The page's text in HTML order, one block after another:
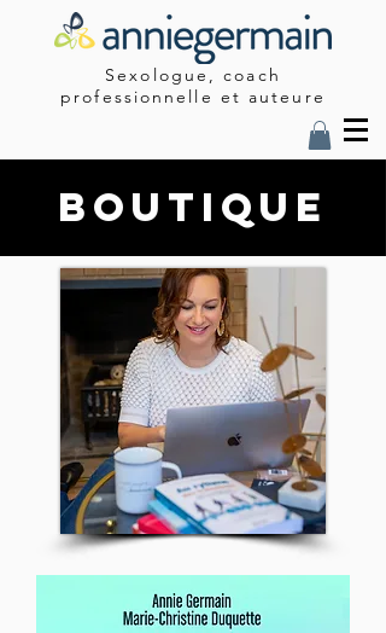
Sexologue, coach
professionnelle et auteure
boutique